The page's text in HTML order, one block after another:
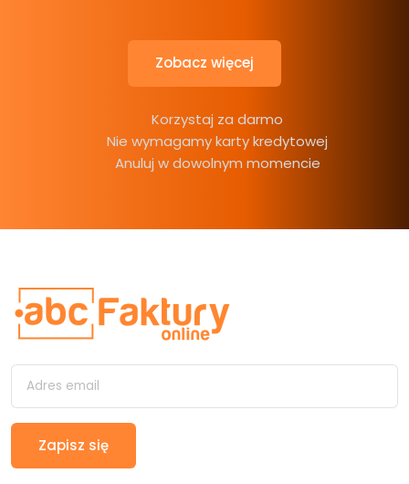
Zobacz więcej
Korzystaj za darmo
Nie wymagamy karty kredytowej
Anuluj w dowolnym momencie